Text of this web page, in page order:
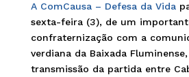
A ComCausa – Defesa da Vida
sexta-feira (3), de um
confraternização com a
verdiana da Baixada
transmissão da partida entre